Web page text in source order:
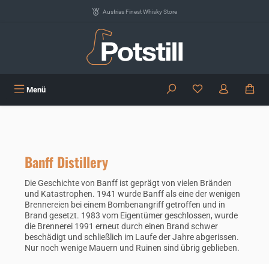
Austrias Finest Whisky Store
Menü Du hast 0
Banff Distillery
Die Geschichte von Banff ist geprägt von vielen Bränden
und Katastrophen. 1941 wurde Banff als eine der wenigen
Brennereien bei einem Bombenangriff getroffen und in
Brand gesetzt. 1983 vom Eigentümer geschlossen, wurde
die Brennerei 1991 erneut durch einen Brand schwer
beschädigt und schließlich im Laufe der Jahre abgerissen.
Nur noch wenige Mauern und Ruinen sind übrig geblieben.